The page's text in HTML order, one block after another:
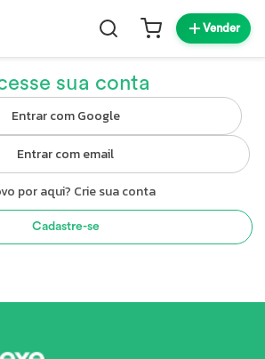
Vender
sua conta
Entrar com Google
Entrar com email
por aqui? Crie sua conta
Cadastre-se